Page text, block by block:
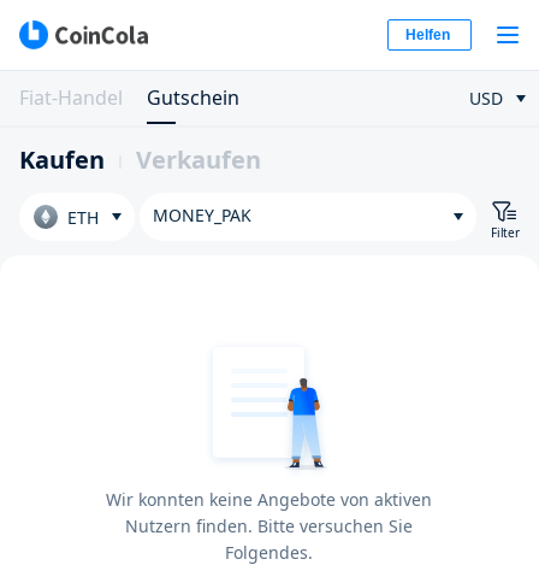
Helfen
Fiat-Handel Gutschein USD
Kaufen Verkaufen
ETH MONEY_PAK
Filter
Wir konnten keine Angebote von aktiven
Nutzern finden. Bitte versuchen Sie
Folgendes.